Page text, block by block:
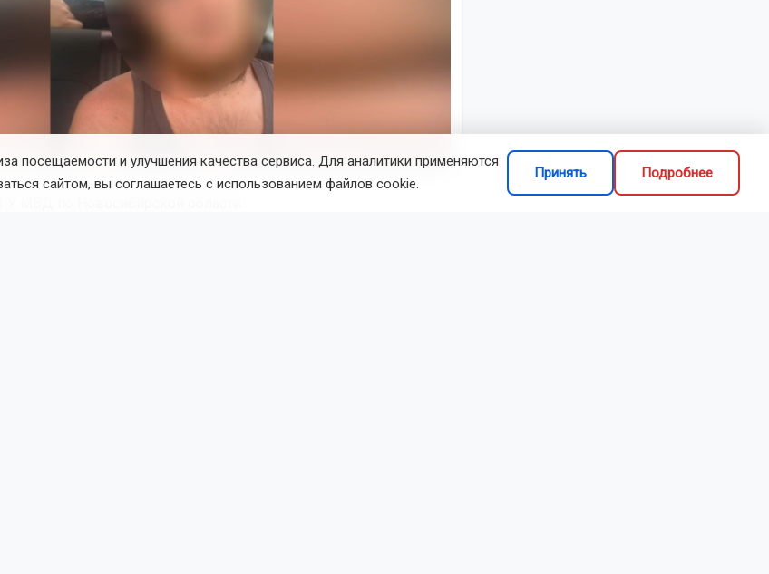
Фото: скриншот видео пресс-службы ГУ МВД по Новосибирской области
посещаемости и улучшения качества сервиса. Для аналитики применяются
сайтом, вы соглашаетесь с использованием файлов cookie.
Принять Подробнее